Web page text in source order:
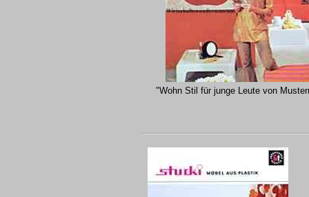
"Wohn Stil für junge Leute von